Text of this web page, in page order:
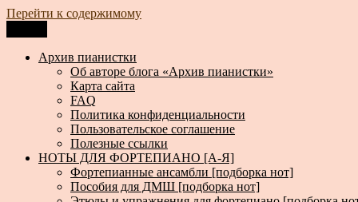
Перейти к содержимому
Архив пианистки
Всё для пианистов: ноты, книги, музыка, статьи…
Архив пианистки
Об авторе блога «Архив пианистки»
Карта сайта
FAQ
Политика конфиденциальности
Пользовательское соглашение
Полезные ссылки
НОТЫ ДЛЯ ФОРТЕПИАНО [А-Я]
Фортепианные ансамбли [подборка нот]
Пособия для ДМШ [подборка нот]